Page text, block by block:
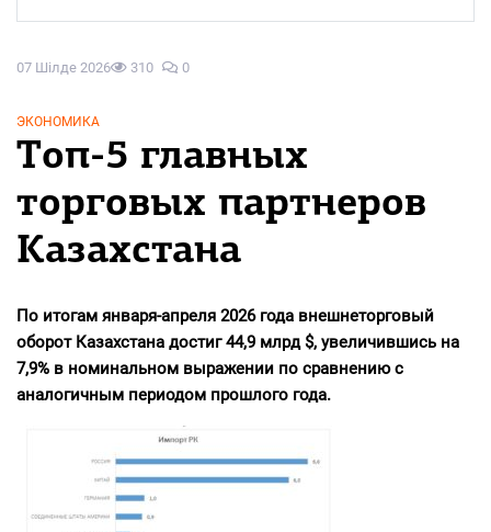
07 Шілде 2026 310 0
ЭКОНОМИКА
Топ-5 главных
торговых партнеров
Казахстана
По итогам января-апреля 2026 года внешнеторговый
оборот Казахстана достиг 44,9 млрд $, увеличившись на
7,9% в номинальном выражении по сравнению с
аналогичным периодом прошлого года.